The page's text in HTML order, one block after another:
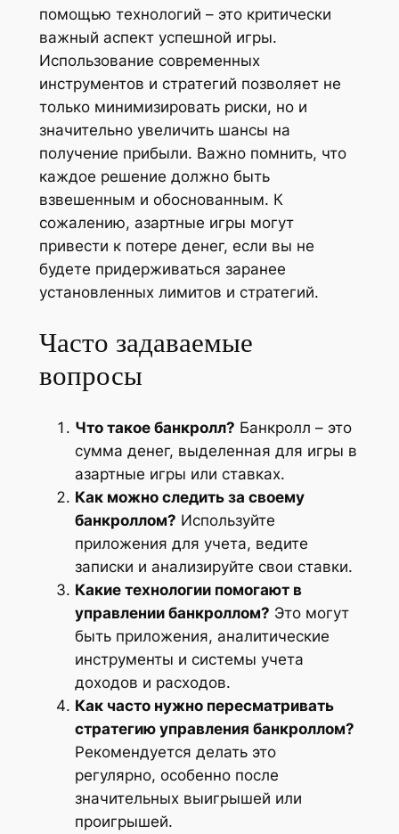
помощью технологий – это критически
важный аспект успешной игры.
Использование современных
инструментов и стратегий позволяет не
только минимизировать риски, но и
значительно увеличить шансы на
получение прибыли. Важно помнить, что
каждое решение должно быть
взвешенным и обоснованным. К
сожалению, азартные игры могут
привести к потере денег, если вы не
будете придерживаться заранее
установленных лимитов и стратегий.
Часто задаваемые
вопросы
Что такое банкролл? Банкролл – это
сумма денег, выделенная для игры в
азартные игры или ставках.
Как можно следить за своему
банкроллом? Используйте
приложения для учета, ведите
записки и анализируйте свои ставки.
Какие технологии помогают в
управлении банкроллом? Это могут
быть приложения, аналитические
инструменты и системы учета
доходов и расходов.
Как часто нужно пересматривать
стратегию управления банкроллом?
Рекомендуется делать это
регулярно, особенно после
значительных выигрышей или
проигрышей.